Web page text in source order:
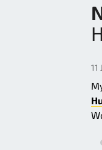
11